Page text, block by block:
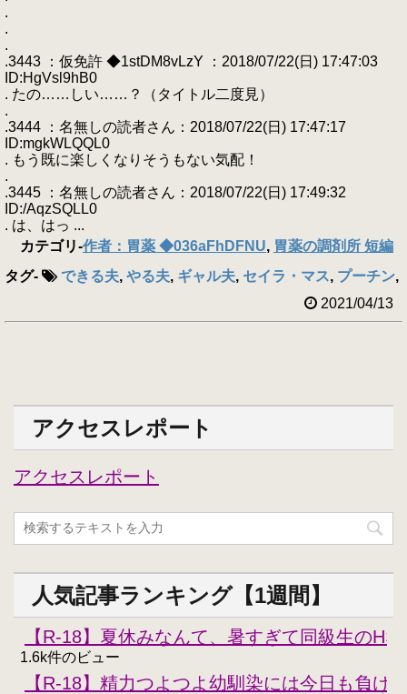
.
.
.
.3443 ：仮免許 ◆1stDM8vLzY ：2018/07/22(日) 17:47:03
ID:HgVsl9hB0
. たの……しい……？（タイトル二度見）
.
.3444 ：名無しの読者さん：2018/07/22(日) 17:47:17
ID:mgkWLQQL0
. もう既に楽しくなりそうもない気配！
.
.3445 ：名無しの読者さん：2018/07/22(日) 17:49:32
ID:/AqzSQLL0
. は、はっ ...
カテゴリ-作者：胃薬 ◆036aFhDFNU, 胃薬の調剤所 短編
タグ- できる夫, やる夫, ギャル夫, セイラ・マス, プーチン,
2021/04/13
アクセスレポート
アクセスレポート
人気記事ランキング【1週間】
【R-18】夏休みなんて、暑すぎて同級生のH
1.6k件のビュー
【R-18】精力つよつよ幼馴染には今日も負け